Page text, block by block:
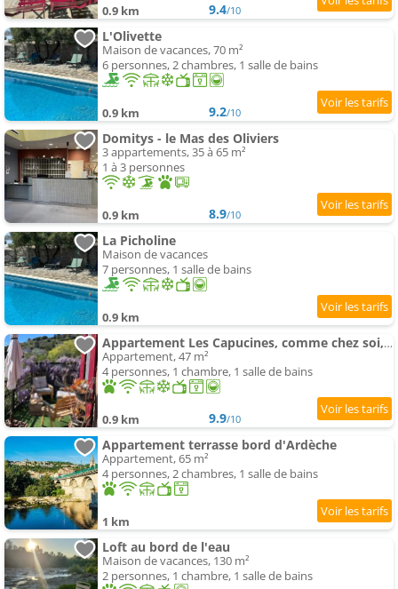
0.9 km 9.4/10
L'Olivette
Maison de vacances, 70 m²
6 personnes, 2 chambres, 1 salle de bains
0.9 km 9.2/10
Domitys - le Mas des Oliviers
3 appartements, 35 à 65 m²
1 à 3 personnes
0.9 km 8.9/10
La Picholine
Maison de vacances
7 personnes, 1 salle de bains
0.9 km
Appartement Les Capucines, comme chez soi, loin de chez soi
Appartement, 47 m²
4 personnes, 1 chambre, 1 salle de bains
0.9 km 9.9/10
Appartement terrasse bord d'Ardèche
Appartement, 65 m²
4 personnes, 2 chambres, 1 salle de bains
1 km
Loft au bord de l'eau
Maison de vacances, 130 m²
2 personnes, 1 chambre, 1 salle de bains